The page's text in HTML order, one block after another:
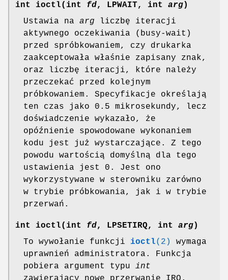
int ioctl(int fd, LPWAIT, int arg)
Ustawia na arg liczbę iteracji
aktywnego oczekiwania (busy-wait)
przed spróbkowaniem, czy drukarka
zaakceptowała właśnie zapisany znak,
oraz liczbę iteracji, które należy
przeczekać przed kolejnym
próbkowaniem. Specyfikacje określają
ten czas jako 0.5 mikrosekundy, lecz
doświadczenie wykazało, że
opóźnienie spowodowane wykonaniem
kodu jest już wystarczające. Z tego
powodu wartością domyślną dla tego
ustawienia jest 0. Jest ono
wykorzystywane w sterowniku zarówno
w trybie próbkowania, jak i w trybie
przerwań.
int ioctl(int fd, LPSETIRQ, int arg)
To wywołanie funkcji ioctl(2)
wymaga
uprawnień administratora. Funkcja
pobiera argument typu int